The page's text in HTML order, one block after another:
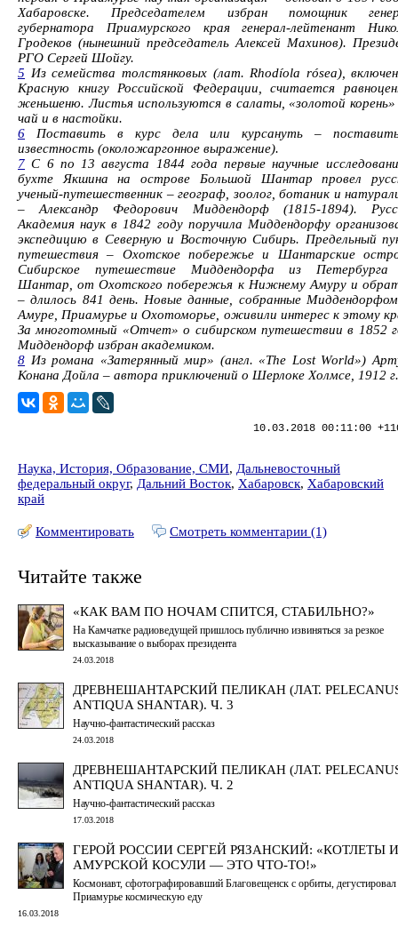
Хабаровске. Председателем избран помощник
губернатора Приамурского края генерал-лейтенант
Гродеков (нынешний председатель Алексей Махинов).
РГО Сергей Шойгу.
5 Из семейства толстянковых (лат. Rhodíola rósea),
Красную книгу Российской Федерации, считается
женьшеню. Листья используются в салаты, «золотой
чай и в настойки.
6 Поставить в курс дела или курсануть –
известность (околожаргонное выражение).
7 С 6 по 13 августа 1844 года первые научные
бухте Якшина на острове Большой Шантар провел
ученый-путешественник – географ, зоолог, ботаник и
– Александр Федорович Миддендорф (1815-1894).
Академия наук в 1842 году поручила Миддендорфу
экспедицию в Северную и Восточную Сибирь. Предельный
путешествия – Охотское побережье и Шантарские
Сибирское путешествие Миддендорфа из
Шантар, от Охотского побережья к Нижнему Амуру и
– длилось 841 день. Новые данные, собранные
Амуре, Приамурье и Охотоморье, оживили интерес к этому
За многотомный «Отчет» о сибирском путешествии в 1852
Миддендорф избран академиком.
8 Из романа «Затерянный мир» (англ. «The Lost World»)
Конана Дойла – автора приключений о Шерлоке Холмсе, 1912 г.
10.03.2018 00:11:00
Наука, История, Образование, СМИ, Дальневосточный
федеральный округ, Дальний Восток, Хабаровск, Хабаровский
край
Комментировать Смотреть комментарии (1)
Читайте также
«КАК ВАМ ПО НОЧАМ СПИТСЯ, СТАБИЛЬНО?»
На Камчатке радиоведущей пришлось публично извиняться за резкое
высказывание о выборах президента
24.03.2018
ДРЕВНЕШАНТАРСКИЙ ПЕЛИКАН (ЛАТ.
ANTIQUA SHANTAR). Ч. 3
Научно-фантастический рассказ
24.03.2018
ДРЕВНЕШАНТАРСКИЙ ПЕЛИКАН (ЛАТ.
ANTIQUA SHANTAR). Ч. 2
Научно-фантастический рассказ
17.03.2018
ГЕРОЙ РОССИИ СЕРГЕЙ РЯЗАНСКИЙ: «КОТЛЕТЫ
АМУРСКОЙ КОСУЛИ — ЭТО ЧТО-ТО!»
Космонавт, сфотографировавший Благовещенск с орбиты,
Приамурье космическую еду
16.03.2018